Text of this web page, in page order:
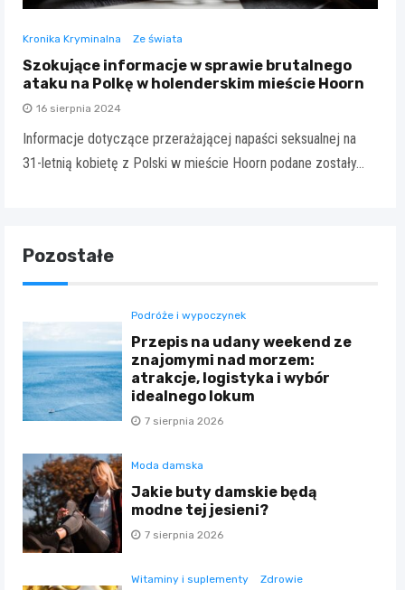
Kronika Kryminalna Ze świata
Szokujące informacje w sprawie brutalnego
ataku na Polkę w holenderskim mieście Hoorn
16 sierpnia 2024
Informacje dotyczące przerażającej napaści seksualnej na
31-letnią kobietę z Polski w mieście Hoorn podane zostały…
Pozostałe
Podróże i wypoczynek
Przepis na udany weekend ze
znajomymi nad morzem:
atrakcje, logistyka i wybór
idealnego lokum
7 sierpnia 2026
Moda damska
Jakie buty damskie będą
modne tej jesieni?
7 sierpnia 2026
Witaminy i suplementy Zdrowie